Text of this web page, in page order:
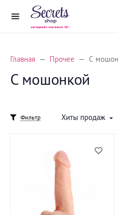
Главная Прочее С
С мошонкой
Фильтр Хиты продаж